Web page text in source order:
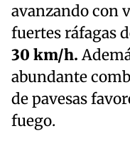
avanzando con
fuertes ráfagas
30 km/h.
abundante
de pavesas
fuego.